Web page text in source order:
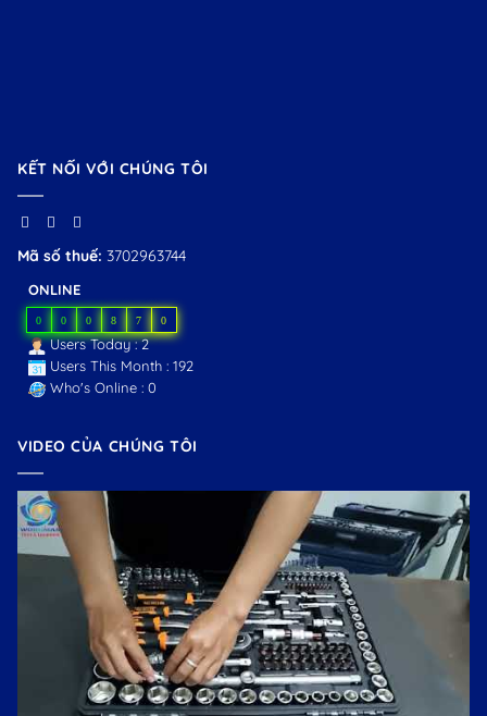
KẾT NỐI VỚI CHÚNG TÔI
Mã số thuế: 3702963744
ONLINE
0 0 0 8 7 0
Users Today : 2
Users This Month : 192
Who's Online : 0
VIDEO CỦA CHÚNG TÔI